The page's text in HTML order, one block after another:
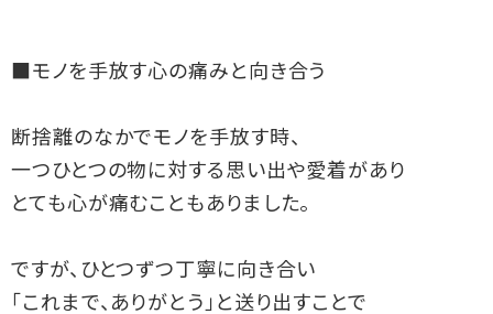
■モノを手放す心の痛みと向き合う
断捨離のなかでモノを手放す時、
一つひとつの物に対する思い出や愛着があり
とても心が痛むこともありました。
ですが、ひとつずつ丁寧に向き合い
「これまで、ありがとう」と送り出すことで